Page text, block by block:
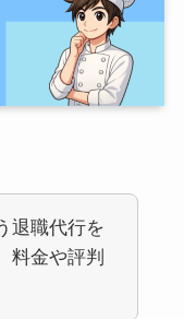
退職代行を
料金や評判